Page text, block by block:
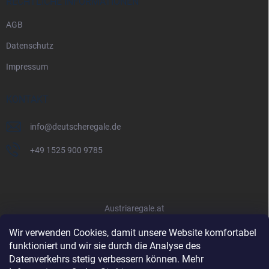
Wir verwenden Cookies, damit unsere Website komfortabel
funktioniert und wir sie durch die Analyse des
Datenverkehrs stetig verbessern können. Mehr
AGB
Datenschutz
Impressum
KONTAKT
info@deutscheregale.de
+49 1525 900 9785
Austriaregale.at